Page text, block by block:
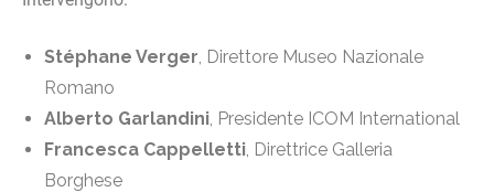
Stéphane Verger, Direttore Museo Nazionale
Romano
Alberto Garlandini, Presidente ICOM International
Francesca Cappelletti, Direttrice Galleria
Borghese